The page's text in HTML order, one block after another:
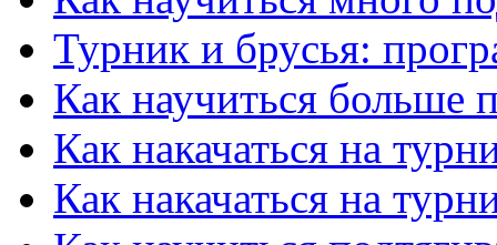
Турник и брусья:
Как научиться больше
Как накачаться на
Как накачаться на